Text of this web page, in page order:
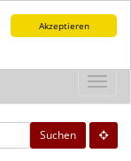
Akzeptieren
Suchen